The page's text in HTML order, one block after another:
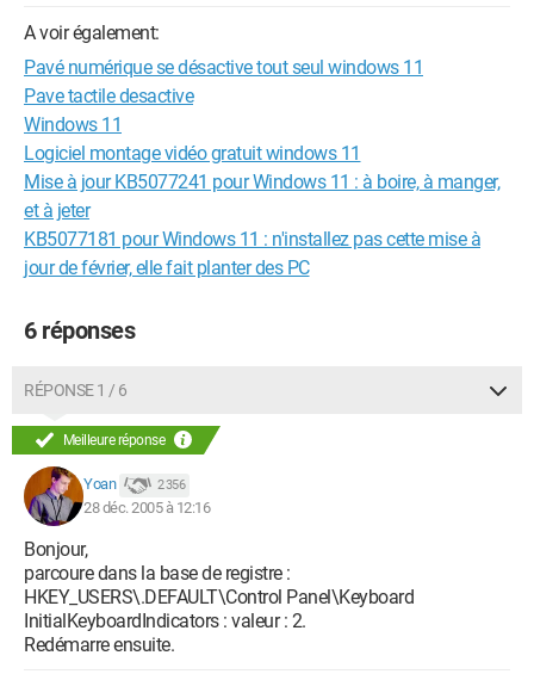
A voir également:
Pavé numérique se désactive tout seul windows 11
Pave tactile desactive
Windows 11
Logiciel montage vidéo gratuit windows 11
Mise à jour KB5077241 pour Windows 11 : à boire, à manger,
et à jeter
KB5077181 pour Windows 11 : n'installez pas cette mise à
jour de février, elle fait planter des PC
6 réponses
RÉPONSE 1 / 6
Meilleure réponse
Yoan 2 356
28 déc. 2005 à 12:16
Bonjour,
parcoure dans la base de registre :
HKEY_USERS\.DEFAULT\Control Panel\Keyboard
InitialKeyboardIndicators : valeur : 2.
Redémarre ensuite.